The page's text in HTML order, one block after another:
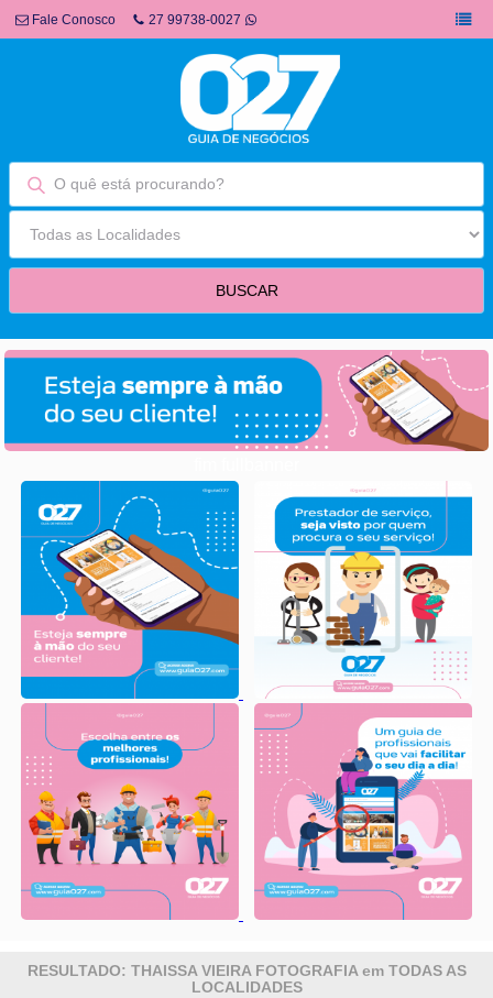
Fale Conosco 27 99738-0027
RESULTADO: THAISSA VIEIRA FOTOGRAFIA em TODAS AS
LOCALIDADES